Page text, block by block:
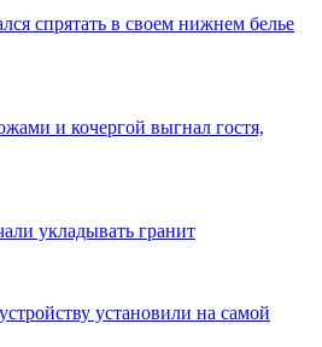
спрятать в своем нижнем белье
и кочергой выгнал гостя,
укладывать гранит
установили на самой